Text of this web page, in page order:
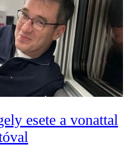
esete a vonattal